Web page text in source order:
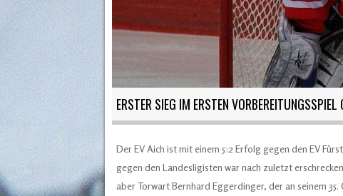
ERSTER SIEG IM ERSTEN VORBEREITUNGSSPIEL
Der EV Aich ist mit einem 5:2 Erfolg gegen den EV
gegen den Landesligisten war nach zuletzt
aber Torwart Bernhard Eggerdinger, der an seinem